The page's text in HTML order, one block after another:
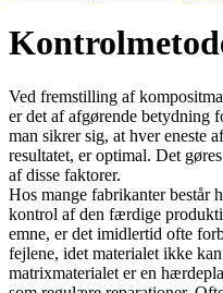
Ved fremstilling af
er det af afgørende betydning
man sikrer sig, at hver eneste
resultatet, er optimal. Det
af disse faktorer.
Hos mange fabrikanter består
kontrol af den færdige
emne, er det imidlertid ofte
fejlene, idet materialet ikke
matrixmaterialet er en